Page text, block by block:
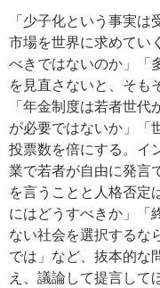
「少子化という事実
市場を世界に求めてい
べきではないのか」「
を見直さないと、そも
「年金制度は若者世
が必要ではないか」「
投票数を倍にする。イ
業で若者が自由に発言
を言うことと人格否定
にはどうすべきか」「
ない社会を選択するな
では」など、抜本的な
え、議論して提言して